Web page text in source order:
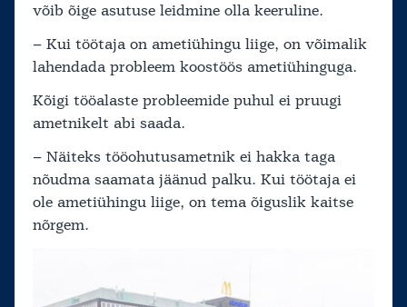
võib õige asutuse leidmine olla keeruline.
– Kui töötaja on ametiühingu liige, on võimalik
lahendada probleem koostöös ametiühinguga.
Kõigi tööalaste probleemide puhul ei pruugi
ametnikelt abi saada.
– Näiteks tööohutusametnik ei hakka taga
nõudma saamata jäänud palku. Kui töötaja ei
ole ametiühingu liige, on tema õiguslik kaitse
nõrgem.